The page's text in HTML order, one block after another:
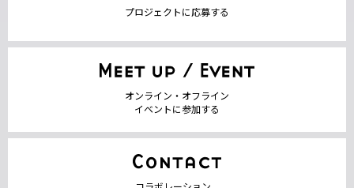
プロジェクトに応募する
オンライン・オフライン
イベントに参加する